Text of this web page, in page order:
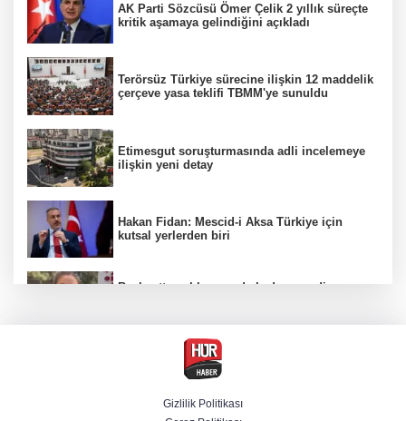
AK Parti Sözcüsü Ömer Çelik 2 yıllık süreçte
kritik aşamaya gelindiğini açıkladı
Terörsüz Türkiye sürecine ilişkin 12 maddelik
çerçeve yasa teklifi TBMM'ye sunuldu
Etimesgut soruşturmasında adli incelemeye
ilişkin yeni detay
Hakan Fidan: Mescid-i Aksa Türkiye için
kutsal yerlerden biri
Başkentte yol kenarında kadın cesedi
CHP'li belediye başkanın yazışmaları rüşvet
ağını ortaya koydu
Gizlilik Politikası